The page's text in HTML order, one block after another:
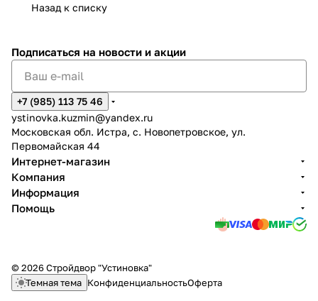
Назад к списку
Подписаться на новости и акции
+7 (985) 113 75 46
ystinovka.kuzmin@yandex.ru
Московская обл. Истра, с. Новопетровское, ул.
Первомайская 44
Интернет-магазин
Компания
Информация
Помощь
© 2026 Стройдвор "Устиновка"
Темная тема КонфиденциальностьОферта